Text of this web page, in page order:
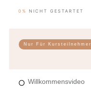
0% NICHT GESTARTET
Nur Für Kursteilnehmer
Willkommensvideo